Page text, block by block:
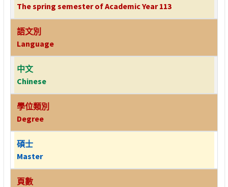
The spring semester of Academic Year 113
語文別
Language
中文
Chinese
學位類別
Degree
碩士
Master
頁數